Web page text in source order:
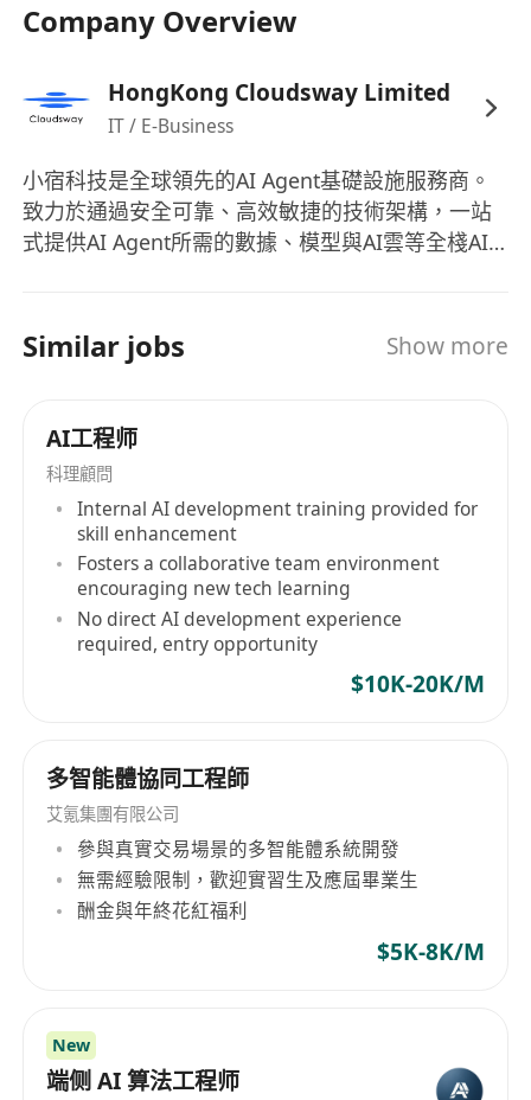
Company Overview
HongKong Cloudsway Limited
IT / E-Business
小宿科技是全球領先的AI Agent基礎設施服務商。
致力於通過安全可靠、高效敏捷的技術架構，一站
式提供AI Agent所需的數據、模型與AI雲等全棧AI
計的智慧搜尋與數據服務，提供多語言、多模態、
多能力的數據獲取與處理服務，API月調用量已達數
模型的調用與管理，以及通用雲、GPU雲、AI 沙盒
等AI雲服務。目前，小宿科技已服務國內超過一半
的頭部AI原生應用，業務覆蓋80+個國家和地區，成
功助力全球近千家企業的AI升級及轉型。
Similar jobs Show more
AI工程师
科理顧問
Internal AI development training provided for
skill enhancement
Fosters a collaborative team environment
encouraging new tech learning
No direct AI development experience
required, entry opportunity
$10K-20K/M
多智能體協同工程師
艾氪集團有限公司
參與真實交易場景的多智能體系統開發
無需經驗限制，歡迎實習生及應屆畢業生
酬金與年終花紅福利
$5K-8K/M
New
端侧 AI 算法工程师